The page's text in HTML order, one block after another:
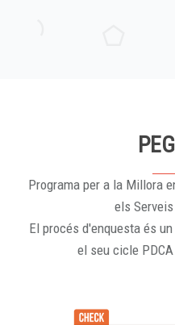
Programa per a la Millora
els
El procés d'enquesta és
el seu cicle